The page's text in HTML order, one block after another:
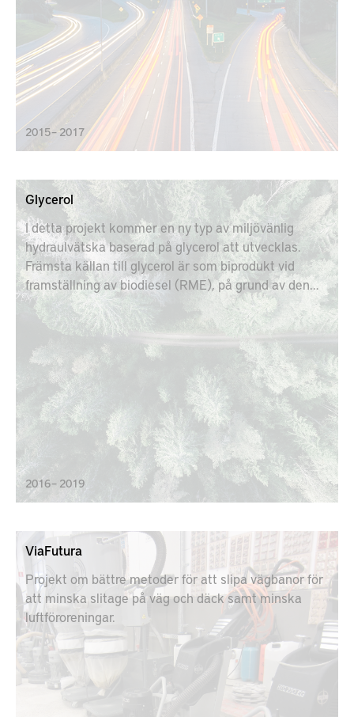
2015 – 2017
Glycerol
I detta projekt kommer en ny typ av miljövänlig
hydraulvätska baserad på glycerol att utvecklas.
Främsta källan till glycerol är som biprodukt vid
framställning av biodiesel (RME), på grund av den
stora efterfrågan på biodiesel så har det skapats ett
stort överskott av glycerol på marknaden och idag
behandlas glycerolet i många fall som ett
avfallsmaterial.
2016 – 2019
ViaFutura
Projekt om bättre metoder för att slipa vägbanor för
att minska slitage på väg och däck samt minska
luftföroreningar.